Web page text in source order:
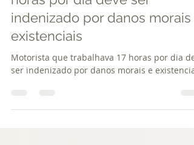
Motorista que trabalhava 17
horas por dia deve ser
indenizado por danos morais e
existenciais